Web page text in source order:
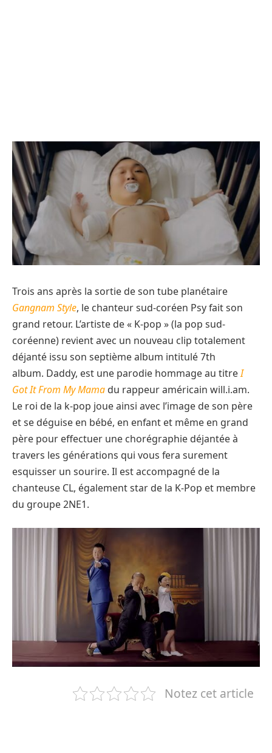
Trois ans après la sortie de son tube planétaire
Gangnam Style, le chanteur sud-coréen Psy fait son
grand retour. L’artiste de « K-pop » (la pop sud-
coréenne) revient avec un nouveau clip totalement
déjanté issu son septième album intitulé 7th
album. Daddy, est une parodie hommage au titreI
Got It From My Mama du rappeur américain will.i.am.
Le roi de la k-pop joue ainsi avec l’image de son père
et se déguise en bébé, en enfant et même en grand
père pour effectuer une chorégraphie déjantée à
travers les générations qui vous fera surement
esquisser un sourire. Il est accompagné de la
chanteuse CL, également star de la K-Pop et membre
du groupe 2NE1.
Notez cet article